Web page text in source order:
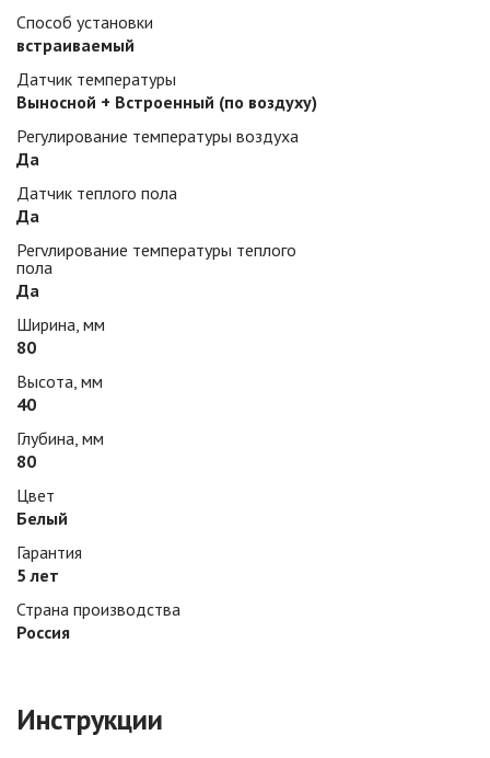
Способ установки
встраиваемый
Датчик температуры
Выносной + Встроенный (по воздуху)
Регулирование температуры воздуха
Да
Датчик теплого пола
Да
Регулирование температуры теплого
пола
Да
Ширина, мм
80
Высота, мм
40
Глубина, мм
80
Цвет
Белый
Гарантия
5 лет
Страна производства
Россия
Инструкции